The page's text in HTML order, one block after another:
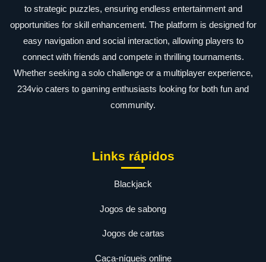
to strategic puzzles, ensuring endless entertainment and
opportunities for skill enhancement. The platform is designed for
easy navigation and social interaction, allowing players to
connect with friends and compete in thrilling tournaments.
Whether seeking a solo challenge or a multiplayer experience,
234vio caters to gaming enthusiasts looking for both fun and
community.
Links rápidos
Blackjack
Jogos de sabong
Jogos de cartas
Caça-níqueis online